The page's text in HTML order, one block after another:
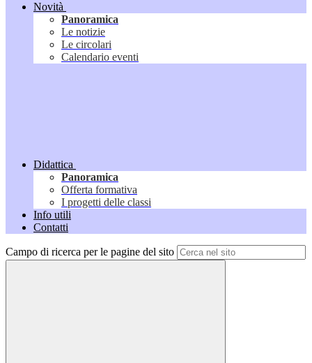
Novità
Panoramica
Le notizie
Le circolari
Calendario eventi
Didattica
Panoramica
Offerta formativa
I progetti delle classi
Info utili
Contatti
Campo di ricerca per le pagine del sito